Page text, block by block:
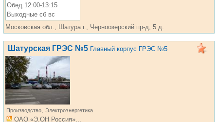
Обед 12:00-13:15
Выходные сб вс
Московская обл., Шатура г., Черноозерский пр-д, 5 д.
Шатурская ГРЭС №5 Главный корпус ГРЭС №5
Производство, Электроэнергетика
ОАО «Э.ОН Россия»...